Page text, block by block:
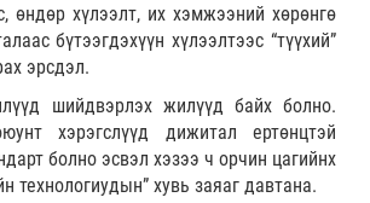
өндөр хүлээлт, их хэмжээний хөрөнгө
бүтээгдэхүүн хүлээлтээс “түүхий”
эрсдэл.
шийдвэрлэх жилүүд байх болно.
хэрэгслүүд дижитал ертөнцтэй
болно эсвэл хэзээ ч орчин цагийнх
технологиудын” хувь заяаг давтана.